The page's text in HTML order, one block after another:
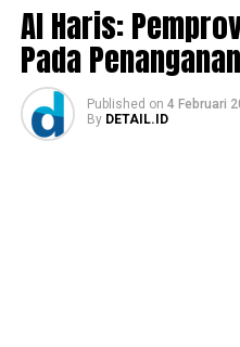
Al Haris:
Pada
Published on 4 Februari
By DETAIL.ID